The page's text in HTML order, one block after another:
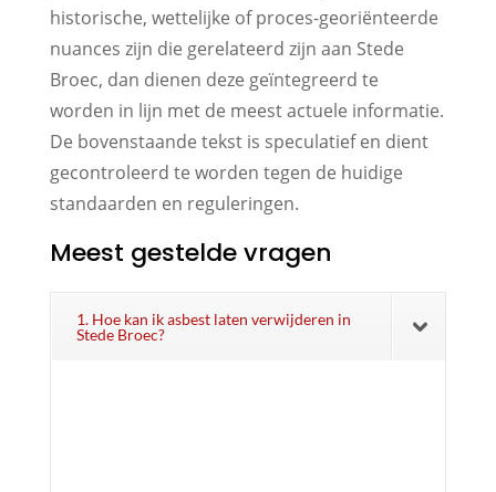
historische, wettelijke of proces-georiënteerde
nuances zijn die gerelateerd zijn aan Stede
Broec, dan dienen deze geïntegreerd te
worden in lijn met de meest actuele informatie.
De bovenstaande tekst is speculatief en dient
gecontroleerd te worden tegen de huidige
standaarden en reguleringen.
Meest gestelde vragen
1. Hoe kan ik asbest laten verwijderen in
Stede Broec?